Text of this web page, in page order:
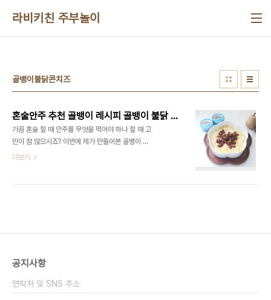
라비키친 주부놀이
골뱅이불닭콘치즈
혼술안주 추천 골뱅이 레시피 골뱅이 불닭 콘치즈
가끔 혼술 할 때 안주를 무엇을 먹어야 하나 할 때 고
민이 참 많으시죠? 이번에 제가 만들어본 골뱅이 불
닭 콘치즈 매우면서 맛있다고 할까 자꾸 끌리는 맛이
은 집에 거의 있는 재료들로 구성되어서 쉽게 만들어
기호에 따라서 파채를 추가해 줘도 좋아..
더보기
공지사항
연락처 및 SNS 주소